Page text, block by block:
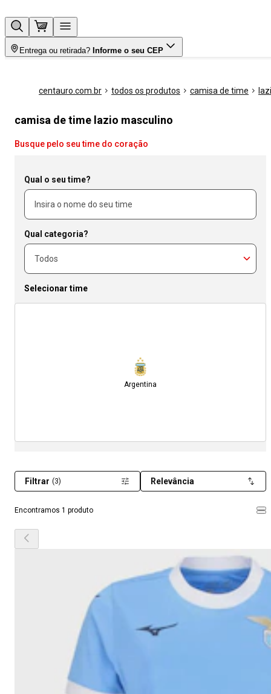
Entrega ou retirada? Informe o seu CEP
centauro.com.br todos os produtos camisa de time
camisa de time lazio masculino
Busque pelo seu time do coração
Qual o seu time?
Qual categoria?
Selecionar time
Argentina
Encontramos 1 produto
Filtrar (3) Relevância